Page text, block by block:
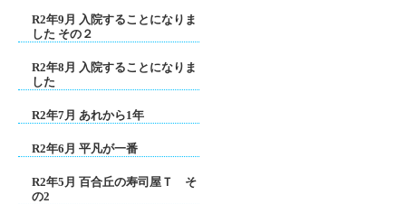
R2年9月 入院することになりま
した その２
R2年8月 入院することになりま
した
R2年7月 あれから1年
R2年6月 平凡が一番
R2年5月 百合丘の寿司屋Ｔ そ
の2